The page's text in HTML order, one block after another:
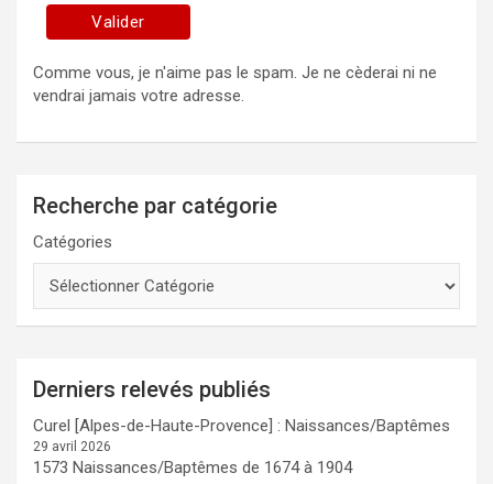
Comme vous, je n'aime pas le spam. Je ne cèderai ni ne
vendrai jamais votre adresse.
Recherche par catégorie
Catégories
Derniers relevés publiés
Curel [Alpes-de-Haute-Provence] : Naissances/Baptêmes
29 avril 2026
1573 Naissances/Baptêmes de 1674 à 1904